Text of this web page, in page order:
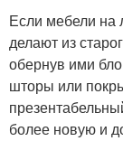
Если мебели на
делают из
обернув ими
шторы или
более новую и